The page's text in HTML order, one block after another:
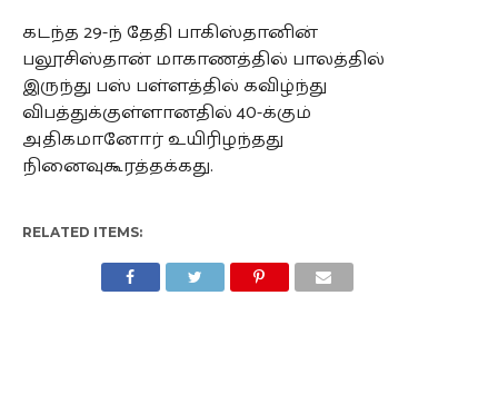
கடந்த 29-ந் தேதி பாகிஸ்தானின்
பலூசிஸ்தான் மாகாணத்தில் பாலத்தில்
இருந்து பஸ் பள்ளத்தில் கவிழ்ந்து
விபத்துக்குள்ளானதில் 40-க்கும்
அதிகமானோர் உயிரிழந்தது
நினைவுகூரத்தக்கது.
RELATED ITEMS: